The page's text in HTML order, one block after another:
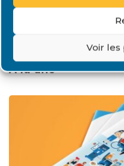
Voir
A la une